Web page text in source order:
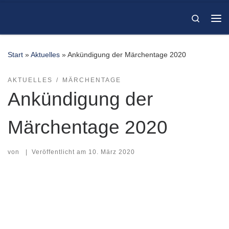
Search
Start »Aktuelles »Ankündigung der Märchentage 2020
AKTUELLES MÄRCHENTAGE
Ankündigung der
Märchentage 2020
von | Veröffentlicht am 10. März 2020